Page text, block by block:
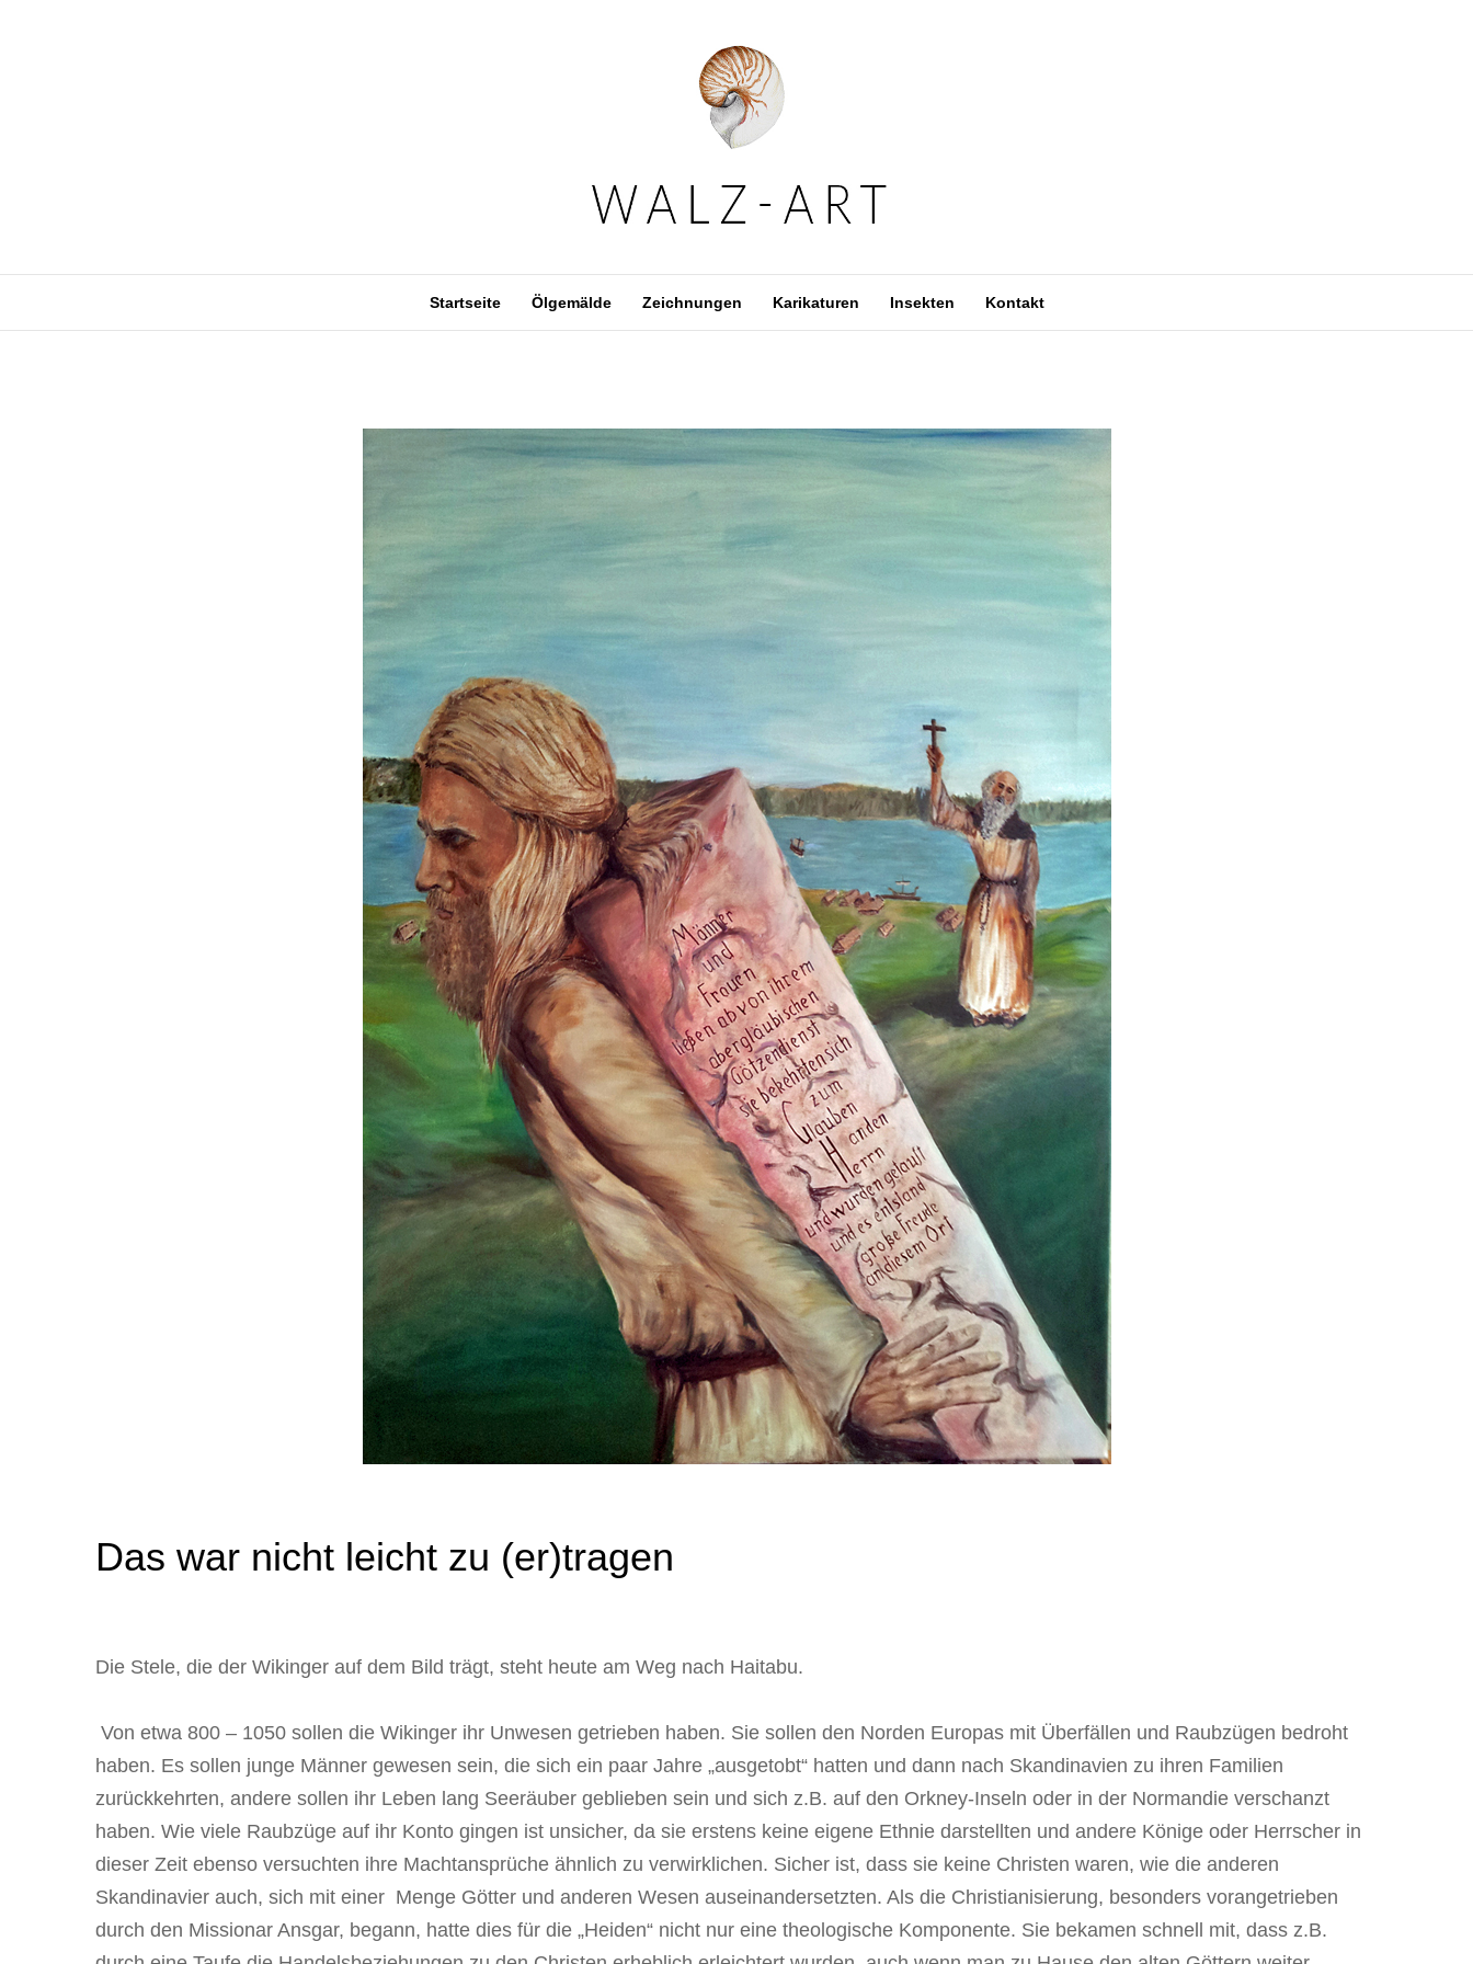
Startseite Ölgemälde Zeichnungen Karikaturen Insekten Kontakt
Das war nicht leicht zu (er)tragen
Die Stele, die der Wikinger auf dem Bild trägt, steht heute am Weg nach Haitabu.
Von etwa 800 – 1050 sollen die Wikinger ihr Unwesen getrieben haben. Sie sollen den Norden Europas mit Überfällen und Raubzügen bedroht
haben. Es sollen junge Männer gewesen sein, die sich ein paar Jahre „ausgetobt“ hatten und dann nach Skandinavien zu ihren Familien
zurückkehrten, andere sollen ihr Leben lang Seeräuber geblieben sein und sich z.B. auf den Orkney-Inseln oder in der Normandie verschanzt
haben. Wie viele Raubzüge auf ihr Konto gingen ist unsicher, da sie erstens keine eigene Ethnie darstellten und andere Könige oder Herrscher in
dieser Zeit ebenso versuchten ihre Machtansprüche ähnlich zu verwirklichen. Sicher ist, dass sie keine Christen waren, wie die anderen
Skandinavier auch, sich mit einer Menge Götter und anderen Wesen auseinandersetzten. Als die Christianisierung, besonders vorangetrieben
durch den Missionar Ansgar, begann, hatte dies für die „Heiden“ nicht nur eine theologische Komponente. Sie bekamen schnell mit, dass z.B.